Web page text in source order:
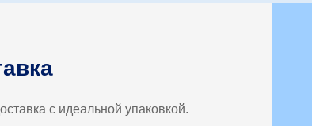
с идеальной упаковкой.